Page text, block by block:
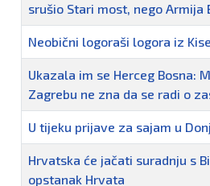
srušio Stari most, nego Armija
Neobični logoraši logora iz
Ukazala im se Herceg Bosna:
Zagrebu ne zna da se radi o
U tijeku prijave za sajam u
Hrvatska će jačati suradnju s
opstanak Hrvata